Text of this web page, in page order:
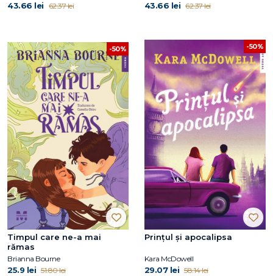
43.66 lei 62.37 lei 43.66 lei 62.37 lei
-50%
Timpul care ne-a mai
rămas
Brianna Bourne
25.9 lei 51.80 lei
-50%
Prințul și apocalipsa
Kara McDowell
29.07 lei 58.14 lei